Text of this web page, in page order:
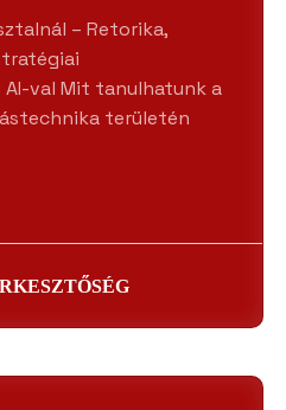
– Retorika,
val Mit tanulhatunk a
területén